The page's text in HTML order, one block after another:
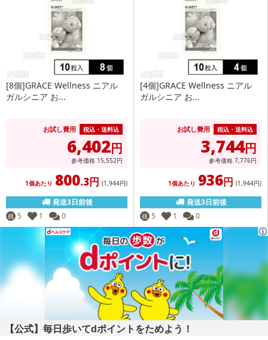
[8個]GRACE Wellness ニアル
ガルシニア お...
お試し費用 税込・送料込
6,402円
参考価格 15,552円
1個あたり 800.3円 (1,944円)
発送3日前後
残 5 1 0
[4個]GRACE Wellness ニアル
ガルシニア お...
お試し費用 税込・送料込
3,744円
参考価格 7,776円
1個あたり 936円 (1,944円)
発送3日前後
残 5 1 0
【公式】毎日歩いてdポイントをためよう！